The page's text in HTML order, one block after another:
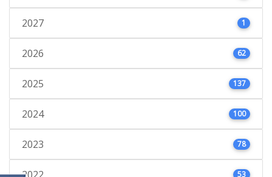
2027 1
2026 62
2025 137
2024 100
2023 78
53